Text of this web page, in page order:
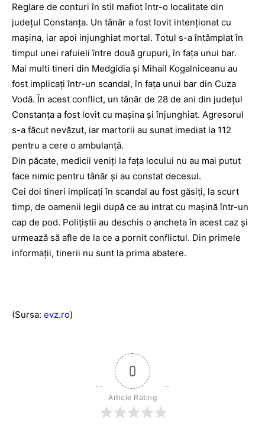
Reglare de conturi în stil mafiot într-o localitate din
județul Constanța. Un tânăr a fost lovit intenționat cu
mașina, iar apoi injunghiat mortal. Totul s-a întâmplat în
timpul unei rafuieli între două grupuri, în fața unui bar.
Mai multi tineri din Medgidia și Mihail Kogalniceanu au
fost implicați într-un scandal, în fața unui bar din Cuza
Vodă. În acest conflict, un tânăr de 28 de ani din județul
Constanța a fost lovit cu mașina și înjunghiat. Agresorul
s-a făcut nevăzut, iar martorii au sunat imediat la 112
pentru a cere o ambulanță.
Din păcate, medicii veniți la fața locului nu au mai putut
face nimic pentru tânăr și au constat decesul.
Cei doi tineri implicați în scandal au fost găsiți, la scurt
timp, de oamenii legii după ce au intrat cu mașină într-un
cap de pod. Polițiștii au deschis o ancheta în acest caz și
urmează să afle de la ce a pornit conflictul. Din primele
informații, tinerii nu sunt la prima abatere.
(Sursa: evz.ro)
0
Article Rating